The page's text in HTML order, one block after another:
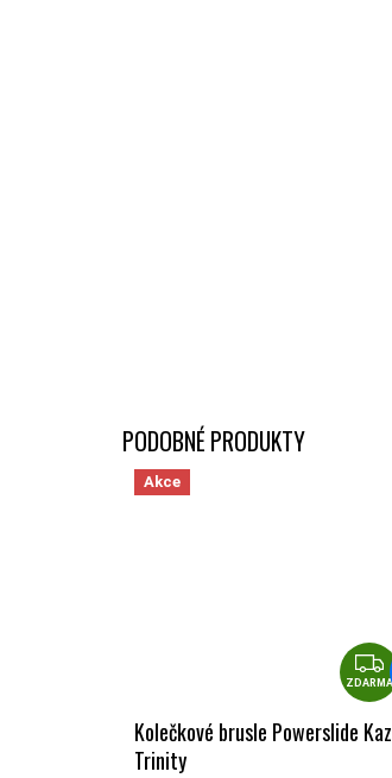
Akce
ZDARMA
Kolečkové brusle Powerslide
Trinity